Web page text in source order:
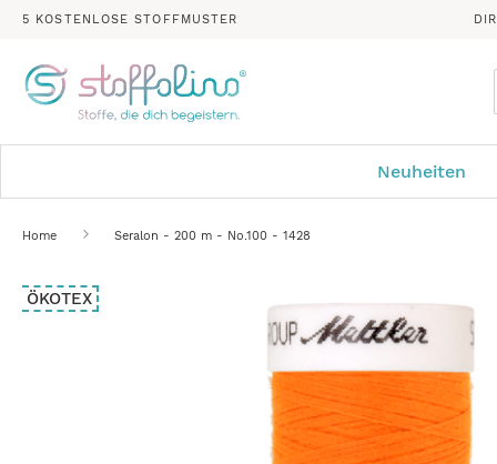
5 KOSTENLOSE STOFFMUSTER
Neuheiten
Home Seralon - 200 m - No.100 - 1428
Zum
Ende
ÖKOTEX